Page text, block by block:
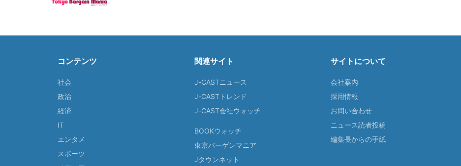
コンテンツ
社会
政治
経済
IT
エンタメ
スポーツ
関連サイト
J-CASTニュース
J-CASTトレンド
J-CAST会社ウォッチ
BOOKウォッチ
東京バーゲンマニア
Jタウンネット
サイトについて
会社案内
採用情報
お問い合わせ
ニュース読者投稿
編集長からの手紙